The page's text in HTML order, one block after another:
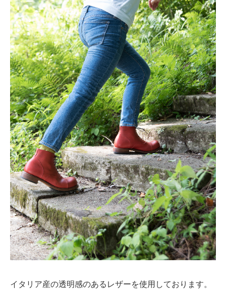
イタリア産の透明感のあるレザーを使用しております。